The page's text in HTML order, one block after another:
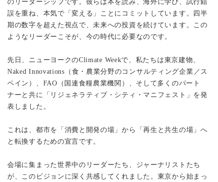
のリーダーシップです。彼らは本を読み、海外に学び、試行錯
誤を重ね、本気で「変える」ことにコミットしています。四半
期の数字を超えた視点で、未来への投資を続けています。この
ようなリーダーこそが、今の時代に必要なのです。
先日、ニューヨークのClimate Weekで、私たちは東京建物、
Naked Innovations（食・農業分野のコンサルティング企業／ス
ペイン）、FAO（国連食糧農業機関）、そして多くのパート
ナーと共に「リジェネラティブ・シティ・マニフェスト」を発
表しました。
これは、都市を「消費と開発の場」から「再生と共生の場」へ
と転換するための宣言です。
会場に集まった世界中のリーダーたち、ジャーナリストたち
が、このビジョンに深く共感してくれました。東京から始まっ